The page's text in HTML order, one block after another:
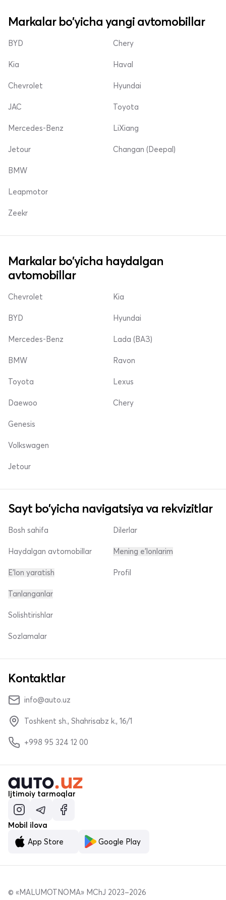
Markalar bo'yicha yangi avtomobillar
BYD
Kia
Chevrolet
Chery
Haval
Hyundai
JAC
Mercedes-Benz
Jetour
Toyota
LiXiang
Changan (Deepal)
BMW
Leapmotor
Zeekr
Markalar bo'yicha haydalgan
avtomobillar
Chevrolet
BYD
Mercedes-Benz
Kia
Hyundai
Lada (ВАЗ)
BMW
Toyota
Daewoo
Ravon
Lexus
Chery
Genesis
Volkswagen
Jetour
Sayt bo'yicha navigatsiya va rekvizitlar
Bosh sahifa
Haydalgan avtomobillar
E'lon yaratish
Dilerlar
Mening e'lonlarim
Profil
Tanlanganlar
Solishtirishlar
Sozlamalar
Kontaktlar
info@auto.uz
Toshkent sh., Shahrisabz k., 16/1
+998 95 324 12 00
Ijtimoiy tarmoqlar
Mobil ilova
App Store
Google Play
© «MALUMOTNOMA» MChJ 2023–2026